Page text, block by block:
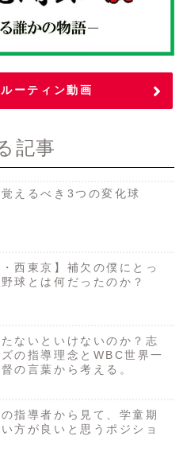
ーティン動画
記事
えるべき3つの変化球
・西東京】補欠の僕にとっ
球とは何だったのか？
ないといけないのか？志
の指導理念とWBC世界一
の言葉から考える。
指導者から見て、学童期
方が良いと思うポジショ